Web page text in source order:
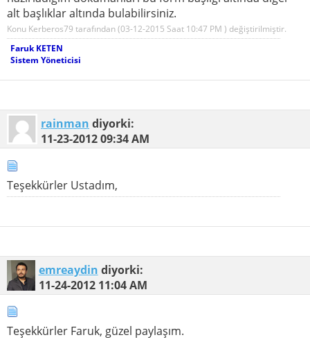
alt başlıklar altında bulabilirsiniz.
Konu Kerberos79 tarafından (03-12-2015 Saat 10:47 PM ) değiştirilmiştir.
Faruk KETEN
Sistem Yöneticisi
rainman diyorki:
11-23-201209:34 AM
Teşekkürler Ustadım,
emreaydin diyorki:
11-24-2012 11:04 AM
Teşekkürler Faruk, güzel paylaşım.